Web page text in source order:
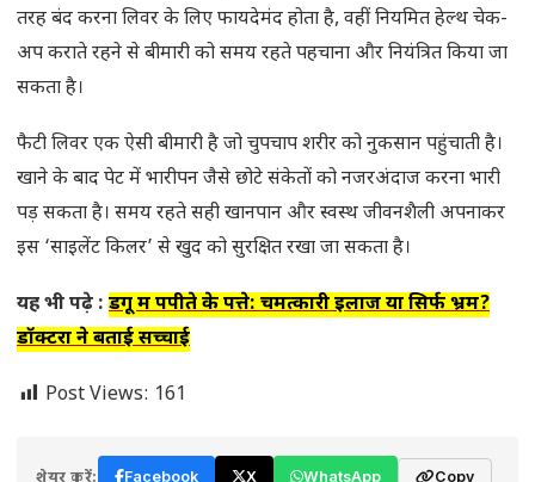
तरह बंद करना लिवर के लिए फायदेमंद होता है, वहीं नियमित हेल्थ चेक-
अप कराते रहने से बीमारी को समय रहते पहचाना और नियंत्रित किया जा
सकता है।
फैटी लिवर एक ऐसी बीमारी है जो चुपचाप शरीर को नुकसान पहुंचाती है।
खाने के बाद पेट में भारीपन जैसे छोटे संकेतों को नजरअंदाज करना भारी
पड़ सकता है। समय रहते सही खानपान और स्वस्थ जीवनशैली अपनाकर
इस ‘साइलेंट किलर’ से खुद को सुरक्षित रखा जा सकता है।
यह भी पढ़े : डेंगू में पपीते के पत्ते: चमत्कारी इलाज या सिर्फ भ्रम?
डॉक्टरों ने बताई सच्चाई
Post Views: 161
शेयर करें: Facebook X WhatsApp Copy